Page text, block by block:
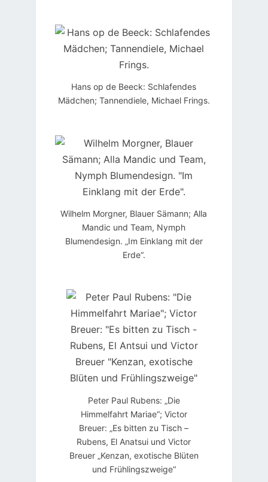
Hans op de Beeck: Schlafendes
Mädchen; Tannendiele, Michael Frings.
Wilhelm Morgner, Blauer Sämann; Alla
Mandic und Team, Nymph
Blumendesign. „Im Einklang mit der
Erde“.
Peter Paul Rubens: „Die
Himmelfahrt Mariae“; Victor
Breuer: „Es bitten zu Tisch –
Rubens, El Anatsui und Victor
Breuer „Kenzan, exotische Blüten
und Frühlingszweige“